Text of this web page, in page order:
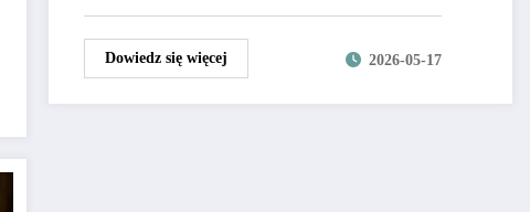
Dowiedz się więcej 2026-05-17